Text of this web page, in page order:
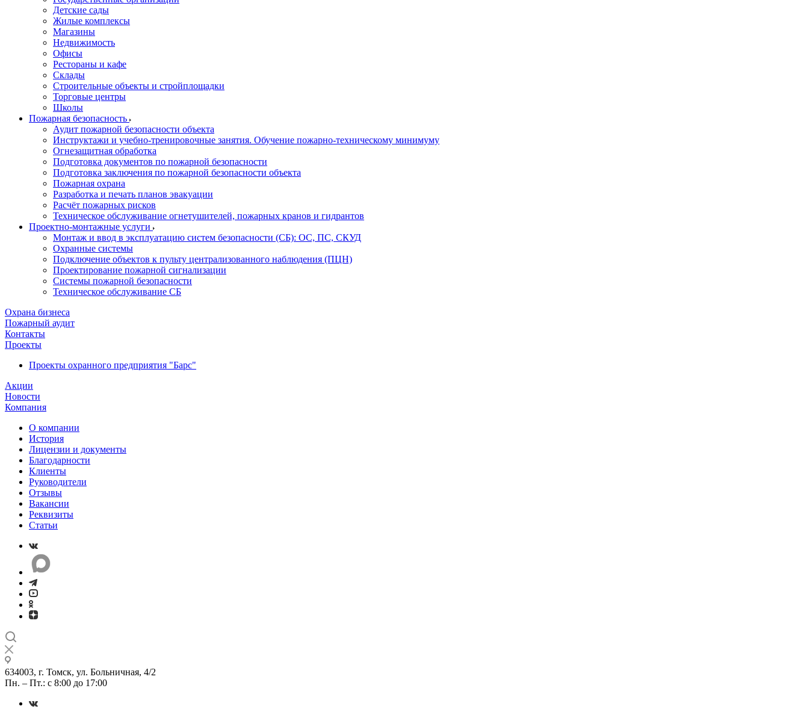
Детские сады
Жилые комплексы
Магазины
Недвижимость
Офисы
Рестораны и кафе
Склады
Строительные объекты и стройплощадки
Торговые центры
Школы
Пожарная безопасность
Аудит пожарной безопасности объекта
Инструктажи и учебно-тренировочные занятия. Обучение пожарно-техническому минимуму
Огнезащитная обработка
Подготовка документов по пожарной безопасности
Подготовка заключения по пожарной безопасности объекта
Пожарная охрана
Разработка и печать планов эвакуации
Расчёт пожарных рисков
Техническое обслуживание огнетушителей, пожарных кранов и гидрантов
Проектно-монтажные услуги
Монтаж и ввод в эксплуатацию систем безопасности (СБ): ОС, ПС, СКУД
Охранные системы
Подключение объектов к пульту централизованного наблюдения (ПЦН)
Проектирование пожарной сигнализации
Системы пожарной безопасности
Техническое обслуживание СБ
Охрана бизнеса
Пожарный аудит
Контакты
Проекты
Проекты охранного предприятия "Барс"
Акции
Новости
Компания
О компании
История
Лицензии и документы
Благодарности
Клиенты
Руководители
Отзывы
Вакансии
Реквизиты
Статьи
634003, г. Томск, ул. Больничная, 4/2
Пн. – Пт.: с 8:00 до 17:00